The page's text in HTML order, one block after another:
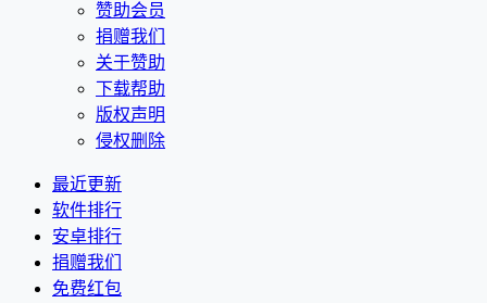
赞助会员
捐赠我们
关于赞助
下载帮助
版权声明
侵权删除
最近更新
软件排行
安卓排行
捐赠我们
免费红包